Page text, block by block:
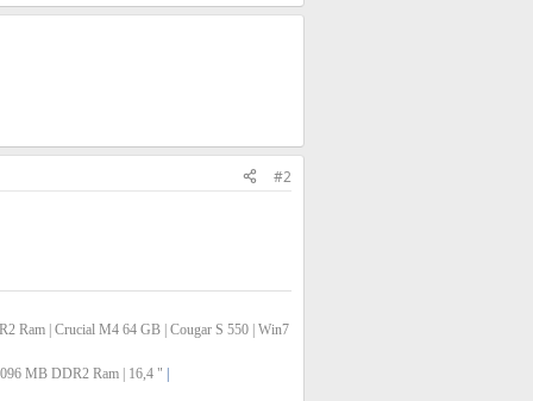
#2
Ram | Crucial M4 64 GB | Cougar S 550 | Win7
MB DDR2 Ram | 16,4 " |